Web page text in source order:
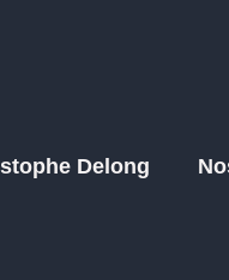
Delong